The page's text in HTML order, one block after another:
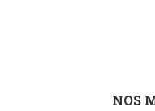
NOS